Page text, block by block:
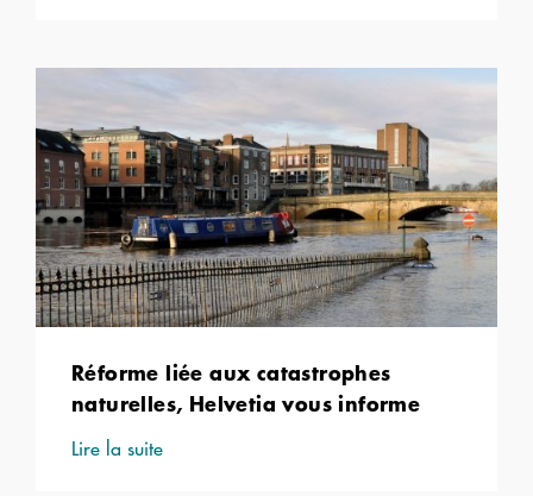
Réforme liée aux catastrophes
naturelles, Helvetia vous informe
Lire la suite